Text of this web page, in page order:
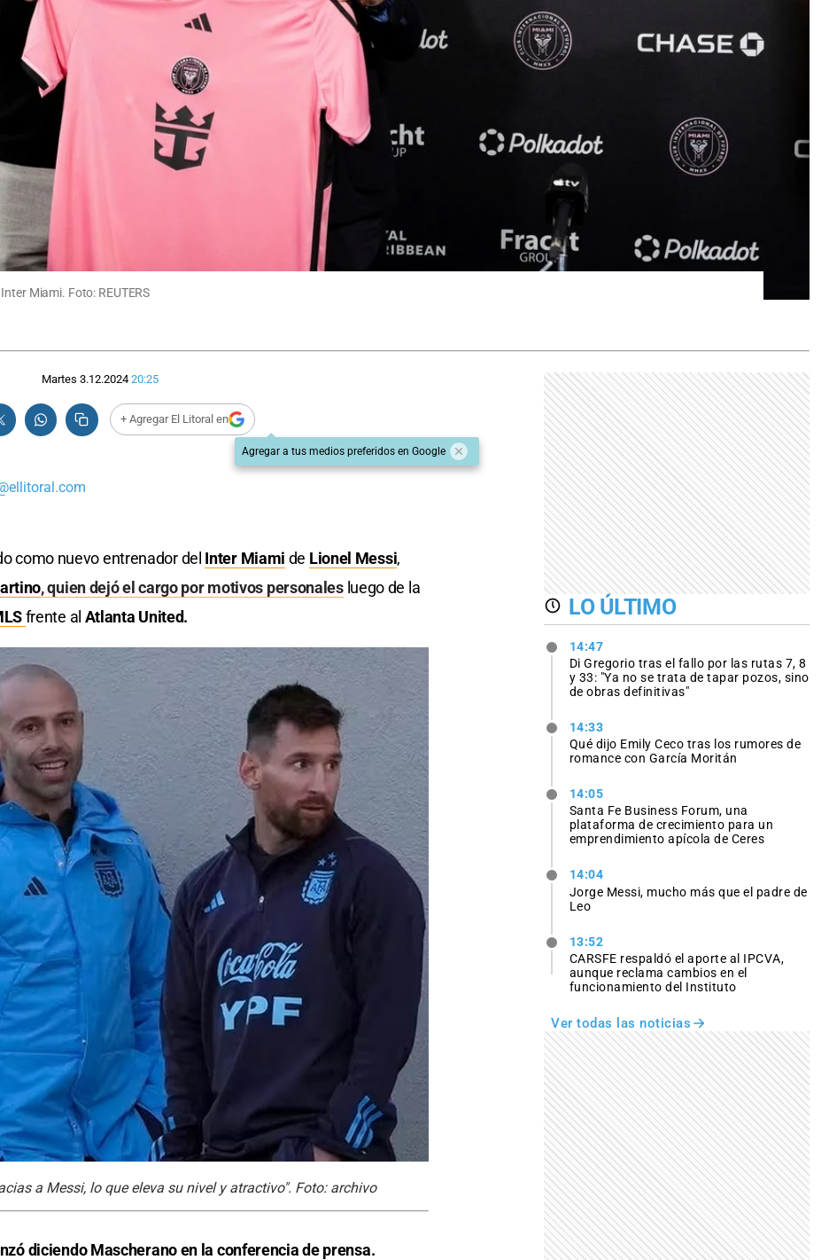
Miami. Foto: REUTERS
Martes 3.12.2024 20:25
+ Agregar El Litoral en
Agregar a tus medios preferidos en Google
como nuevo entrenador del Inter Miami de Lionel Messi,
, quien dejó el cargo por motivos personalesluego de la
frente al Atlanta United.
a Messi, lo que eleva su nivel y atractivo". Foto: archivo
diciendo Mascherano en la conferencia de prensa.
LO ÚLTIMO
14:47
Di Gregorio tras el fallo por las rutas 7, 8
y 33: "Ya no se trata de tapar pozos, sino
de obras definitivas"
14:33
Qué dijo Emily Ceco tras los rumores de
romance con García Moritán
14:05
Santa Fe Business Forum, una
plataforma de crecimiento para un
emprendimiento apícola de Ceres
14:04
Jorge Messi, mucho más que el padre de
Leo
13:52
CARSFE respaldó el aporte al IPCVA,
aunque reclama cambios en el
funcionamiento del Instituto
Ver todas las noticias